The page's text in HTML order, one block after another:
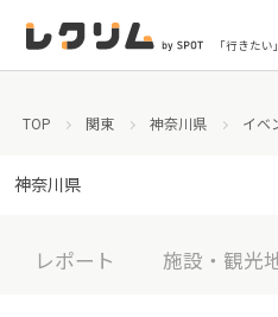
「行きた
TOP 関東 神奈川県 イベ
神奈川県
レポート 施設・観光